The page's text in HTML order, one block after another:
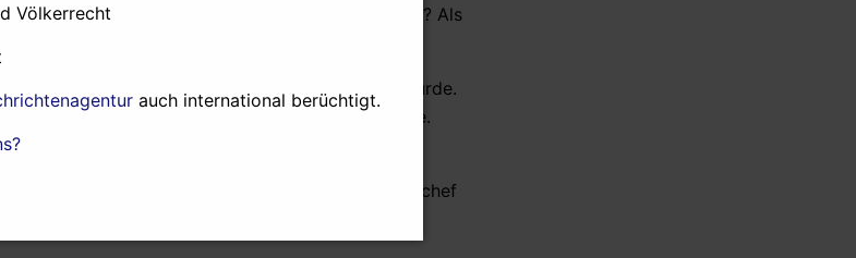
waren, den Iran in tausend Stücke zu bomben? Als
versicherte, dass es keinen Krieg geben würde.
Ich versicherte, dass es keinen Krieg geben würde.
gegen den Krieg aus. Generalstabschef
es nicht einmal einen Entwurf für einen
Völkerrecht
auch international berüchtigt.